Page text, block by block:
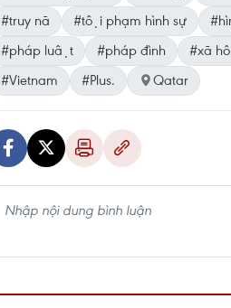
#truy nã
#tội phạm hình sự
#pháp luật
#pháp đình #xã
#Vietnam
#Plus. Qatar